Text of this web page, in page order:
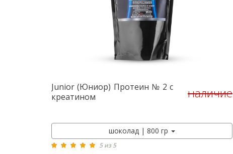
Junior (Юниор) Протеин № 2 с
креатином
наличие
шоколад | 800 гр
5 из 5